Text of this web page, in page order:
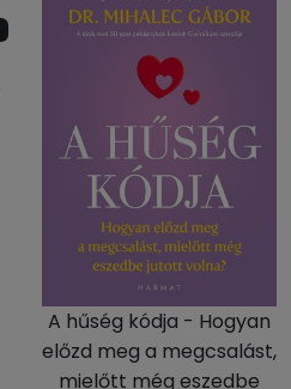
A hűség kódja - Hogyan
előzd meg a megcsalást,
mielőtt még eszedbe